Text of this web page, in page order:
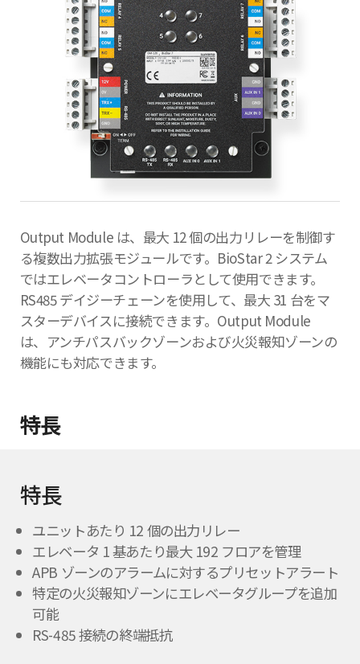
Output Module は、最大 12 個の出力リレーを制御す
る複数出力拡張モジュールです。BioStar 2 システム
ではエレベータコントローラとして使用できます。
RS485 デイジーチェーンを使用して、最大 31 台をマ
スターデバイスに接続できます。Output Module
は、アンチパスバックゾーンおよび火災報知ゾーンの
機能にも対応できます。
特長
特長
ユニットあたり 12 個の出力リレー
エレベータ 1 基あたり最大 192 フロアを管理
APB ゾーンのアラームに対するプリセットアラート
特定の火災報知ゾーンにエレベータグループを追加
可能
RS-485 接続の終端抵抗